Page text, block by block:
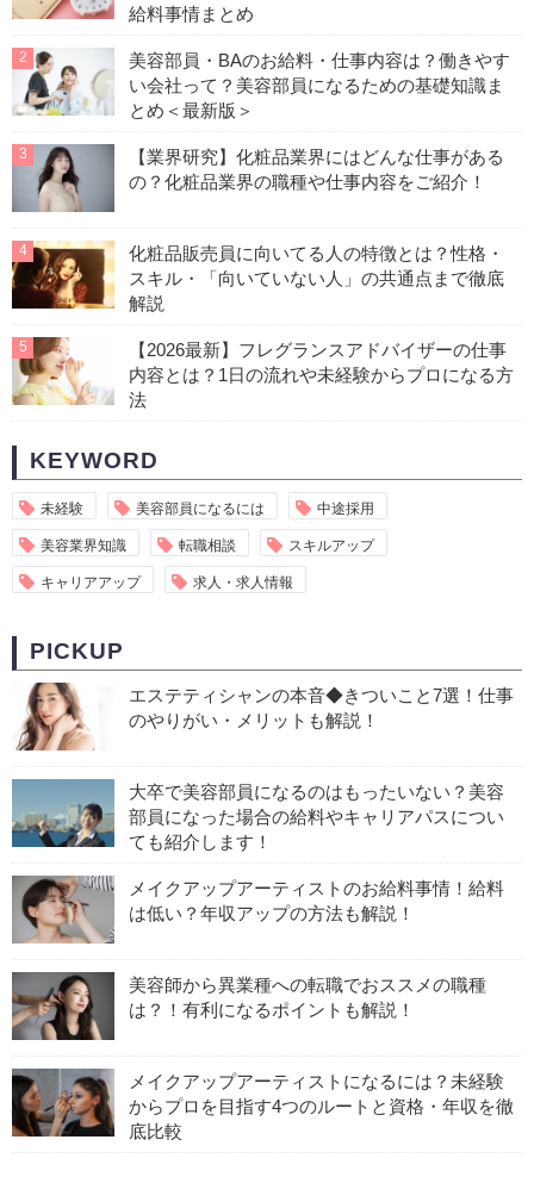
給料事情まとめ
2
美容部員・BAのお給料・仕事内容は？働きやす
い会社って？美容部員になるための基礎知識ま
とめ＜最新版＞
3
【業界研究】化粧品業界にはどんな仕事がある
の？化粧品業界の職種や仕事内容をご紹介！
4
化粧品販売員に向いてる人の特徴とは？性格・
スキル・「向いていない人」の共通点まで徹底
解説
5
【2026最新】フレグランスアドバイザーの仕事
内容とは？1日の流れや未経験からプロになる方
法
KEYWORD
未経験 美容部員になるには 中途採用
美容業界知識 転職相談 スキルアップ
キャリアアップ 求人・求人情報
PICKUP
エステティシャンの本音◆きついこと7選！仕事
のやりがい・メリットも解説！
大卒で美容部員になるのはもったいない？美容
部員になった場合の給料やキャリアパスについ
ても紹介します！
メイクアップアーティストのお給料事情！給料
は低い？年収アップの方法も解説！
美容師から異業種への転職でおススメの職種
は？！有利になるポイントも解説！
メイクアップアーティストになるには？未経験
からプロを目指す4つのルートと資格・年収を徹
底比較